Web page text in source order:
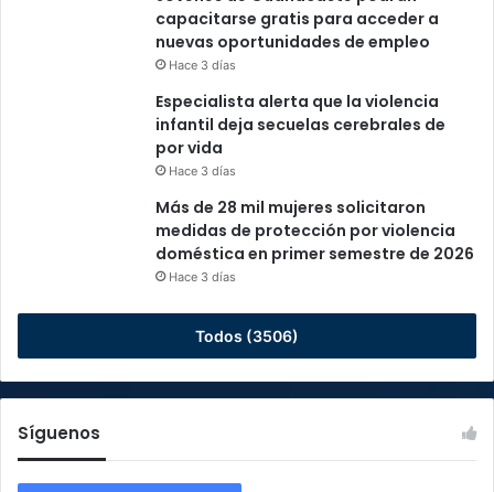
capacitarse gratis para acceder a
nuevas oportunidades de empleo
Hace 3 días
Especialista alerta que la violencia
infantil deja secuelas cerebrales de
por vida
Hace 3 días
Más de 28 mil mujeres solicitaron
medidas de protección por violencia
doméstica en primer semestre de 2026
Hace 3 días
Todos (3506)
Síguenos